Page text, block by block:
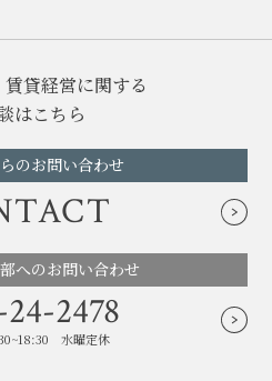
貸経営に関する
はこちら
のお問い合わせ
へのお問い合わせ
2478
水曜定休